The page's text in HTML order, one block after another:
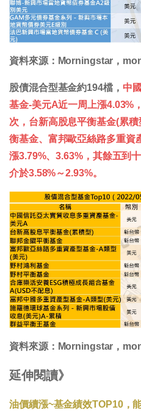
資料來源：Morningstar，
股債混合型基金約194檔， 中
基金-美元A近一周上漲4.03%
次，台新高股息平衡基金(累
衡基金、富邦歐亞絲路多重資
漲3.79%、3.63%，其餘五到
介於3.58%～2.93%。
資料來源：Morningstar，
延伸閱讀》
油價續漲~基金績效TOP10，